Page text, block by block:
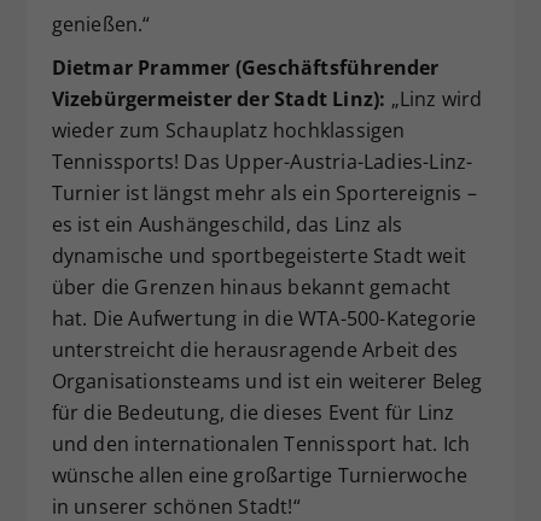
genießen.“
Dietmar Prammer (Geschäftsführender
Vizebürgermeister der Stadt Linz): „Linz wird
wieder zum Schauplatz hochklassigen
Tennissports! Das Upper-Austria-Ladies-Linz-
Turnier ist längst mehr als ein Sportereignis –
es ist ein Aushängeschild, das Linz als
dynamische und sportbegeisterte Stadt weit
über die Grenzen hinaus bekannt gemacht
hat. Die Aufwertung in die WTA-500-Kategorie
unterstreicht die herausragende Arbeit des
Organisationsteams und ist ein weiterer Beleg
für die Bedeutung, die dieses Event für Linz
und den internationalen Tennissport hat. Ich
wünsche allen eine großartige Turnierwoche
in unserer schönen Stadt!“